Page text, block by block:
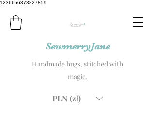
1236656373827859
SewmerryJane
Handmade hugs, stitched with
magic.
PLN (zł)